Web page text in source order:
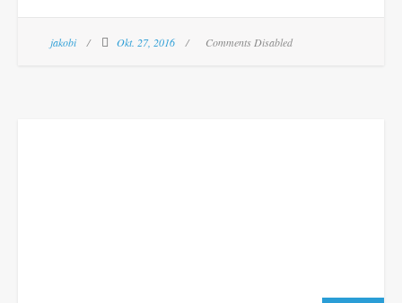
jakobi Okt. 27, 2016 Comments Disabled